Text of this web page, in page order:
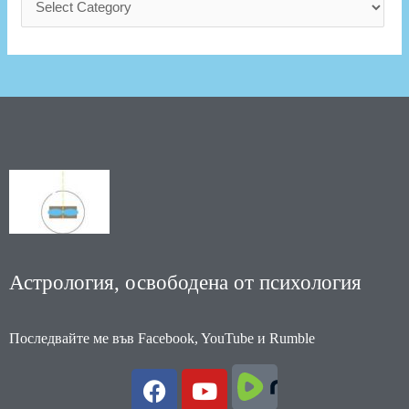
Астрология, освободена от психология
Последвайте ме във Facebook, YouTube и Rumble
F
a
Y
o